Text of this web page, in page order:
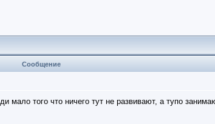
Сообщение
того что ничего тут не развивают, а тупо